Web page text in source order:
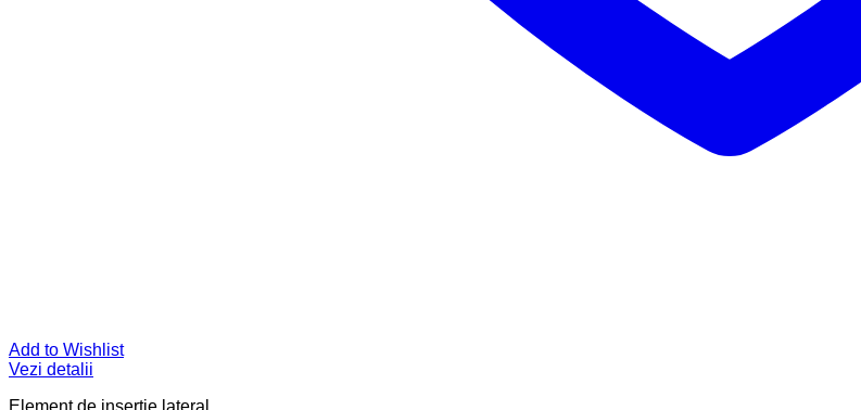
Add to Wishlist
Vezi detalii